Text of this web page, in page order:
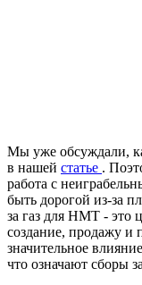
Мы уже обсуждали,
в нашей статье .
работа с
быть дорогой из-за
за газ для НМТ - это
создание, продажу и
значительное
что означают сборы